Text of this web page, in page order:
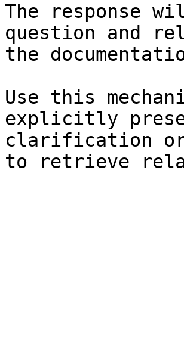
The response
question and
the
Use this
explicitly
clarification or